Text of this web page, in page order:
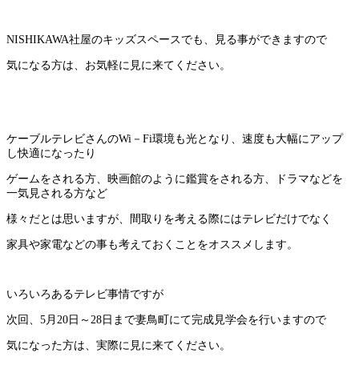
NISHIKAWA社屋のキッズスペースでも、見る事ができますので
気になる方は、お気軽に見に来てください。
ケーブルテレビさんのWi－Fi環境も光となり、速度も大幅にアップ
し快適になったり
ゲームをされる方、映画館のように鑑賞をされる方、ドラマなどを
一気見される方など
様々だとは思いますが、間取りを考える際にはテレビだけでなく
家具や家電などの事も考えておくことをオススメします。
いろいろあるテレビ事情ですが
次回、5月20日～28日まで妻鳥町にて完成見学会を行いますので
気になった方は、実際に見に来てください。